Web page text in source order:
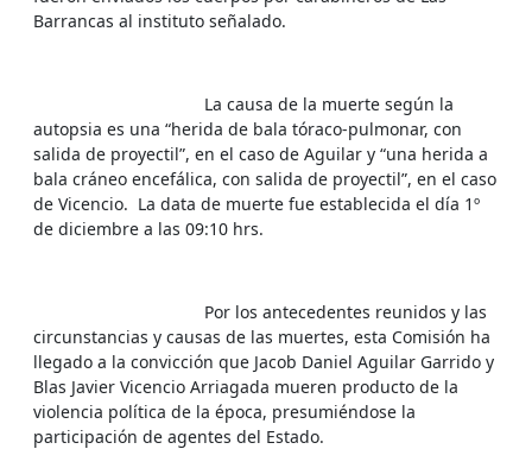
Barrancas al instituto señalado.
La causa de la muerte según la
autopsia es una “herida de bala tóraco-pulmonar, con
salida de proyectil”, en el caso de Aguilar y “una herida a
bala cráneo encefálica, con salida de proyectil”, en el caso
de Vicencio. La data de muerte fue establecida el día 1º
de diciembre a las 09:10 hrs.
Por los antecedentes reunidos y las
circunstancias y causas de las muertes, esta Comisión ha
llegado a la convicción que Jacob Daniel Aguilar Garrido y
Blas Javier Vicencio Arriagada mueren producto de la
violencia política de la época, presumiéndose la
participación de agentes del Estado.